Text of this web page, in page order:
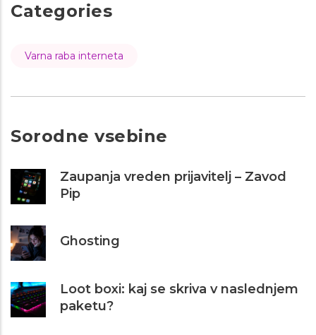
Categories
Varna raba interneta
Sorodne vsebine
Zaupanja vreden prijavitelj – Zavod
Pip
Ghosting
Loot boxi: kaj se skriva v naslednjem
paketu?